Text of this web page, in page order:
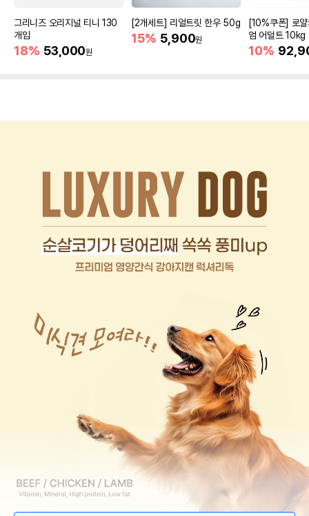
그리니즈 오리지널 티니 130
개입
18% 53,000원
[2개세트] 리얼트릿 한우 50g
15% 5,900원
[10%쿠폰] 로
엄 어덜트 10kg
증진
10%